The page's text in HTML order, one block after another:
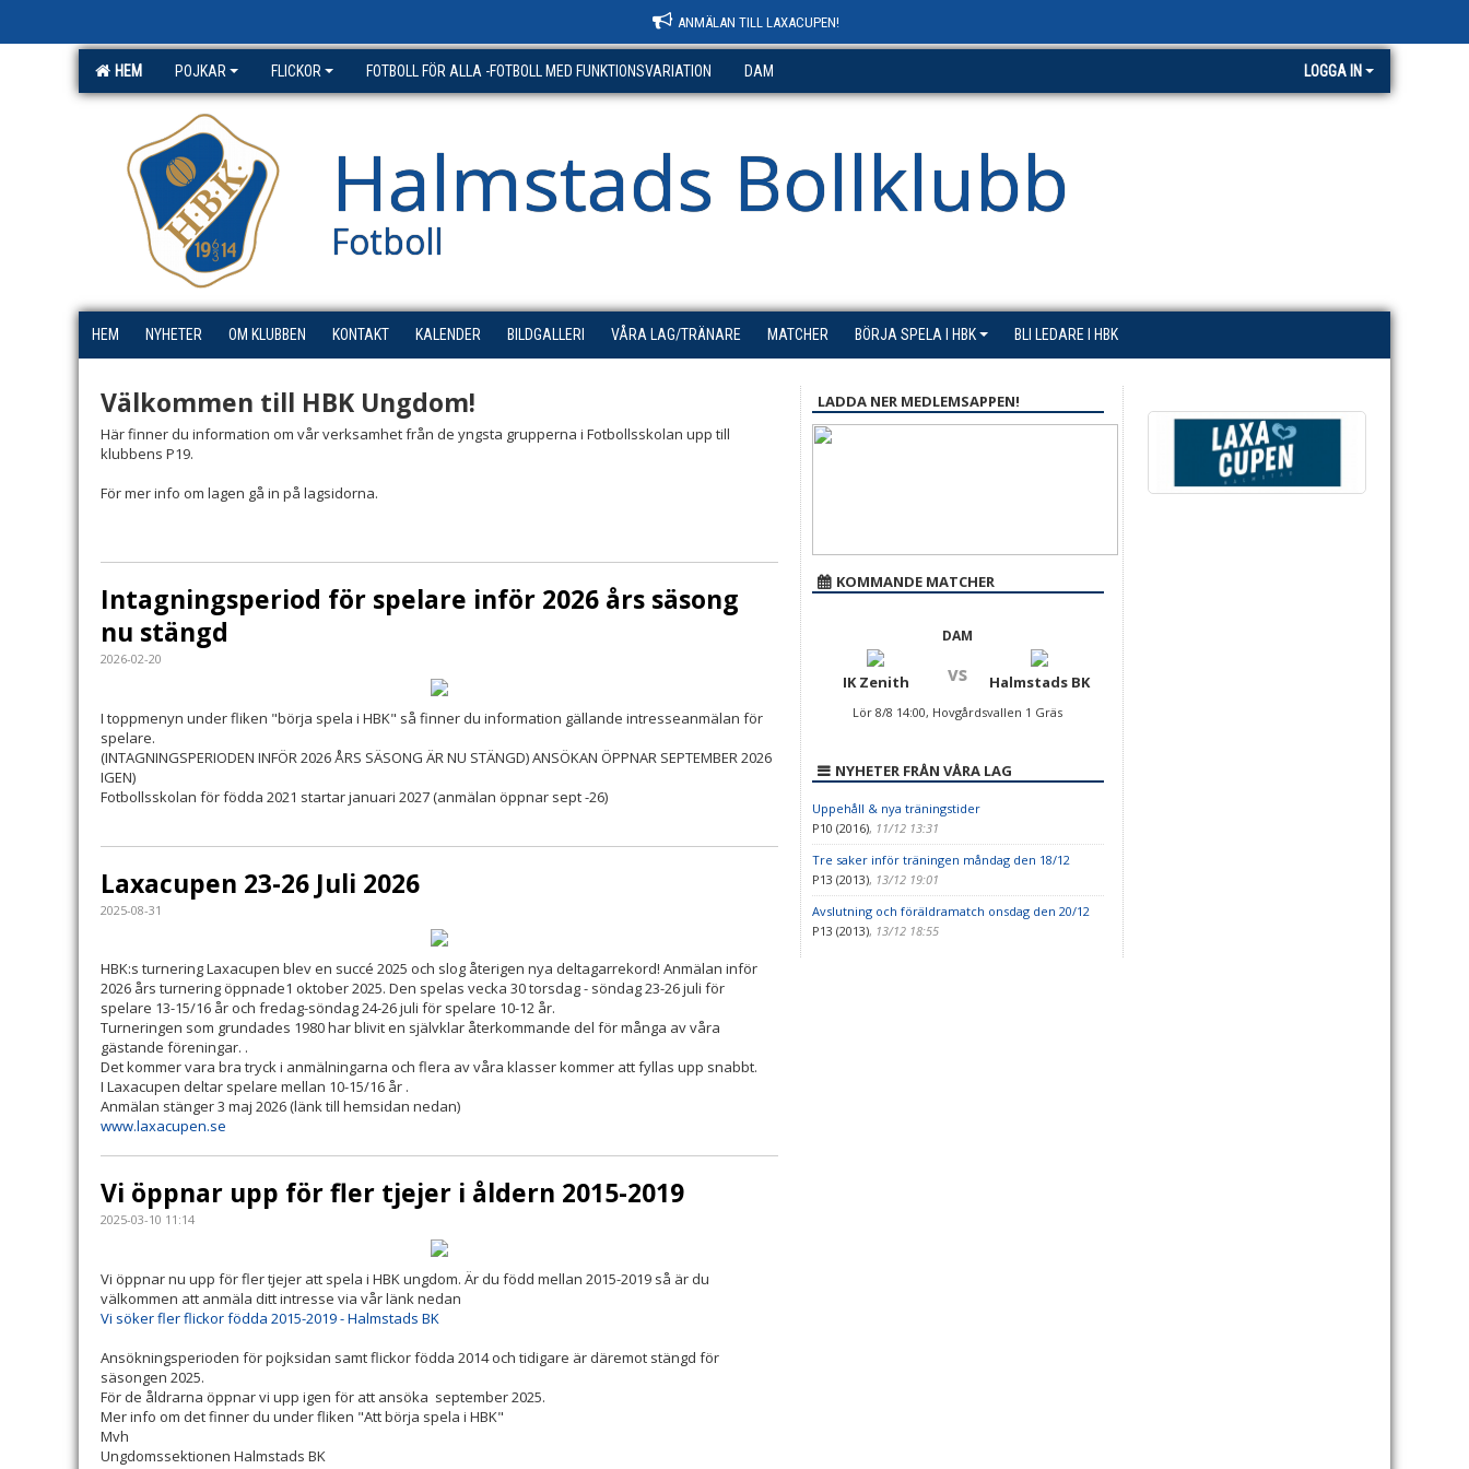
ANMÄLAN TILL LAXACUPEN!
HEM POJKAR FLICKOR FOTBOLL FÖR ALLA -FOTBOLL MED FUNKTIONSVARIATION DAM LOGGA IN
Halmstads Bollklubb
Fotboll
HEM NYHETER OM KLUBBEN KONTAKT KALENDER BILDGALLERI VÅRA LAG/TRÄNARE MATCHER BÖRJA SPELA I HBK BLI LEDARE I HBK
Välkommen till HBK Ungdom!
Här finner du information om vår verksamhet från de yngsta grupperna i Fotbollsskolan upp till
klubbens P19.
För mer info om lagen gå in på lagsidorna.
Intagningsperiod för spelare inför 2026 års säsong
nu stängd
2026-02-20
I toppmenyn under fliken "börja spela i HBK" så finner du information gällande intresseanmälan för
spelare.
(INTAGNINGSPERIODEN INFÖR 2026 ÅRS SÄSONG ÄR NU STÄNGD) ANSÖKAN ÖPPNAR SEPTEMBER 2026
IGEN)
Fotbollsskolan för födda 2021 startar januari 2027 (anmälan öppnar sept -26)
Laxacupen 23-26 Juli 2026
2025-08-31
HBK:s turnering Laxacupen blev en succé 2025 och slog återigen nya deltagarrekord! Anmälan inför
2026 års turnering öppnade1 oktober 2025. Den spelas vecka 30 torsdag - söndag 23-26 juli för
spelare 13-15/16 år och fredag-söndag 24-26 juli för spelare 10-12 år.
Turneringen som grundades 1980 har blivit en självklar återkommande del för många av våra
gästande föreningar. .
Det kommer vara bra tryck i anmälningarna och flera av våra klasser kommer att fyllas upp snabbt.
I Laxacupen deltar spelare mellan 10-15/16 år .
Anmälan stänger 3 maj 2026 (länk till hemsidan nedan)
www.laxacupen.se
Vi öppnar upp för fler tjejer i åldern 2015-2019
2025-03-10 11:14
Vi öppnar nu upp för fler tjejer att spela i HBK ungdom. Är du född mellan 2015-2019 så är du
välkommen att anmäla ditt intresse via vår länk nedan
Vi söker fler flickor födda 2015-2019 - Halmstads BK
Ansökningsperioden för pojksidan samt flickor födda 2014 och tidigare är däremot stängd för
säsongen 2025.
För de åldrarna öppnar vi upp igen för att ansöka september 2025.
Mer info om det finner du under fliken "Att börja spela i HBK"
Mvh
Ungdomssektionen Halmstads BK
LADDA NER MEDLEMSAPPEN!
KOMMANDE MATCHER
DAM
IK Zenith vs Halmstads BK
Lör 8/8 14:00, Hovgårdsvallen 1 Gräs
NYHETER FRÅN VÅRA LAG
Uppehåll & nya träningstider
P10 (2016), 11/12 13:31
Tre saker inför träningen måndag den 18/12
P13 (2013), 13/12 19:01
Avslutning och föräldramatch onsdag den 20/12
P13 (2013), 13/12 18:55